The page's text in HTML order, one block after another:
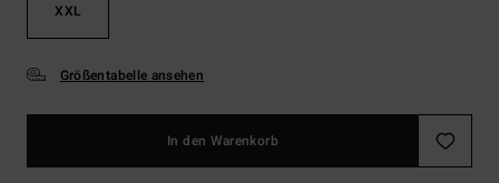
XXL
Größentabelle ansehen
In den Warenkorb